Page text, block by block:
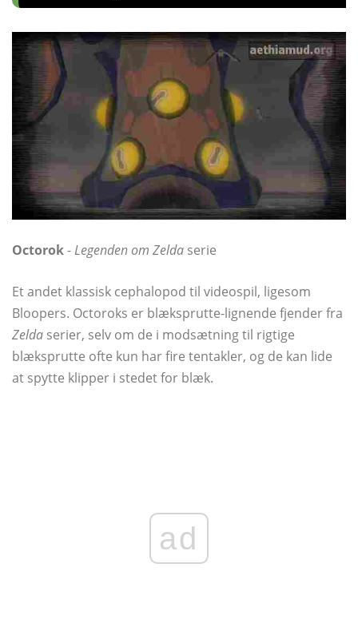
Octorok-Legenden om Zelda serie
Et andet klassisk cephalopod til videospil, ligesom
Bloopers. Octoroks er blæksprutte-lignende fjender fra
Zelda serier, selv om de i modsætning til rigtige
blæksprutte ofte kun har fire tentakler, og de kan lide
at spytte klipper i stedet for blæk.
ad